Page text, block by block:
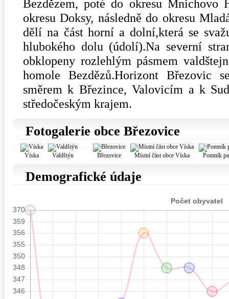
Bezdězem, poté do okresu Mnichovo
okresu Doksy, následně do okresu
dělí na část horní a dolní,která se
hlubokého dolu (údolí).Na severní
obklopeny rozlehlým pásmem
homole Bezdězů.Horizont Březovic
směrem k Březince, Valovicím a k
středočeským krajem.
Fotogalerie obce Březovice
Víska Valdštýn Březovice Místní část obce Víska Pomník
Demografické údaje